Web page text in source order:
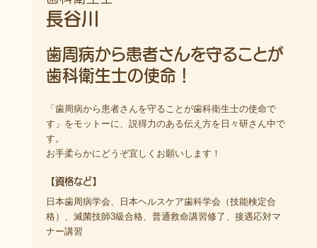
長谷川
歯周病から患者さんを守ることが
歯科衛生士の使命！
「歯周病から患者さんを守ることが歯科衛生士の使命で
す」をモットーに、説得力のある伝え方を日々研さん中で
す。
お手柔らかにどうぞ宜しくお願いします！
【資格など】
日本歯周病学会、日本ヘルスケア歯科学会（技能検定合
格）、滅菌技師3級合格、普通救命講習修了、接遇応対マ
ナー講習